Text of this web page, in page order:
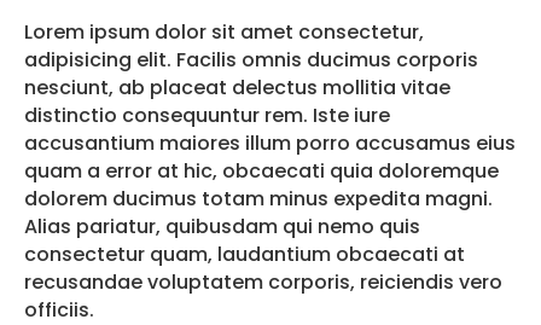
Lorem ipsum dolor sit amet consectetur,
adipisicing elit. Facilis omnis ducimus corporis
nesciunt, ab placeat delectus mollitia vitae
distinctio consequuntur rem. Iste iure
accusantium maiores illum porro accusamus eius
quam a error at hic, obcaecati quia doloremque
dolorem ducimus totam minus expedita magni.
Alias pariatur, quibusdam qui nemo quis
consectetur quam, laudantium obcaecati at
recusandae voluptatem corporis, reiciendis vero
officiis.